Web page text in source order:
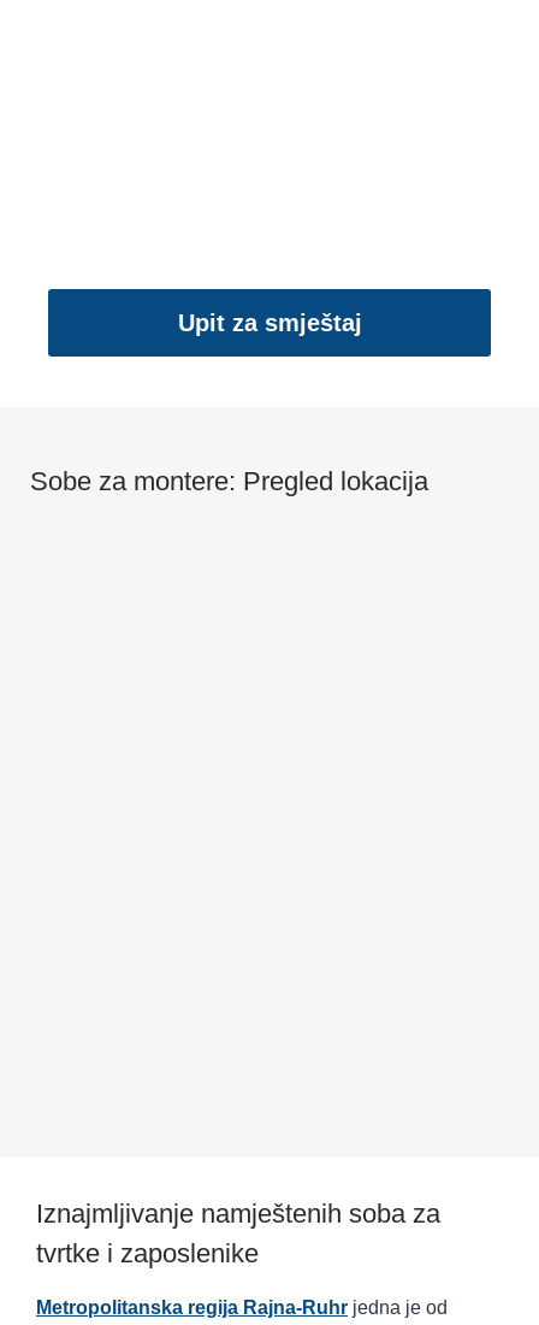
Upit za smještaj
Sobe za montere: Pregled lokacija
Iznajmljivanje namještenih soba za
tvrtke i zaposlenike
Metropolitanska regija Rajna-Ruhr jedna je od